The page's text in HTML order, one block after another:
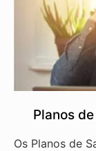
Planos
Os Planos de